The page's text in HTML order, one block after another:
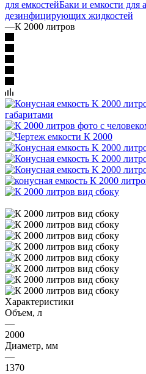
для емкостейБаки и емкости для
дезинфицирующих жидкостей
—К 2000 литров
Характеристики
Объем, л
—
2000
Диаметр, мм
—
1370